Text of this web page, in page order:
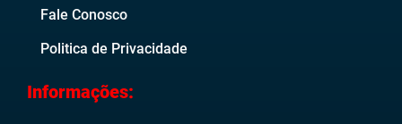
Fale Conosco
Politica de Privacidade
Informações: